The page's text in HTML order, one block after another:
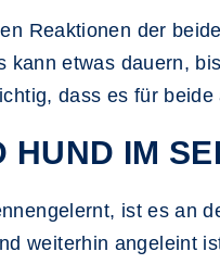
Reaktionen der
etwas dauern,
dass es für
HUND IM
ist es an
weiterhin angeleint